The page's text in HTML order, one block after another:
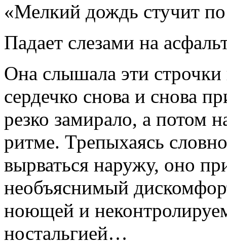
«Мелкий дождь стучит
Падает слезами на
Она слышала эти
сердечко снова и снова
резко замирало, а потом
ритме. Трепыхаясь
вырваться наружу, оно
необъяснимый
ноющей и
ностальгией…